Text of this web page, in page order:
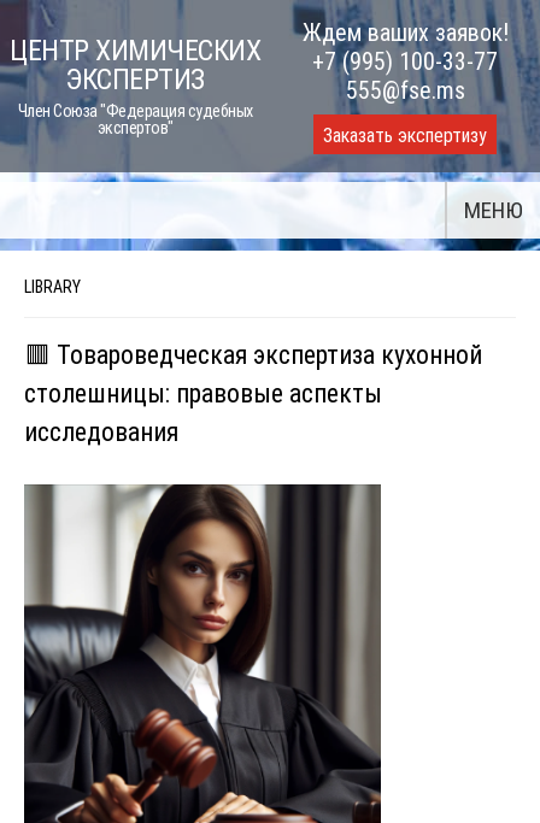
Skip
to
content
ЦЕНТР ХИМИЧЕСКИХ
ЭКСПЕРТИЗ
Член Союза "Федерация судебных
экспертов"
Ждем ваших заявок!
+7 (995) 100-33-77
555@fse.ms
Заказать экспертизу
МЕНЮ
LIBRARY
🟥 Товароведческая экспертиза кухонной
столешницы: правовые аспекты
исследования